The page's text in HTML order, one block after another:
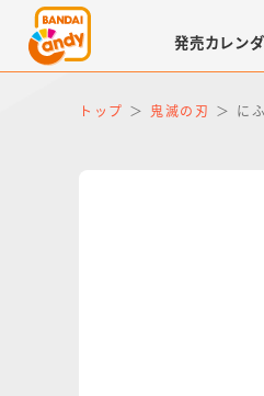
発売カレン
トップ 鬼滅の刃 に